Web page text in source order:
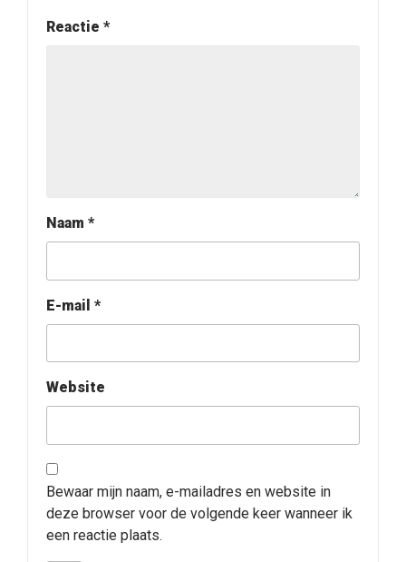
Reactie *
Naam *
E-mail *
Website
Bewaar mijn naam, e-mailadres en website in
deze browser voor de volgende keer wanneer ik
een reactie plaats.